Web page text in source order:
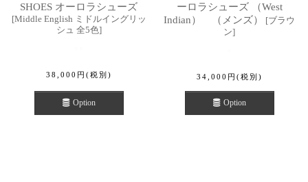
SHOES オーロラシューズ
[Middle English ミドルイングリッ
シュ 全5色]
38,000 円 (税別)
Option
ーロラシューズ （West
Indian） （メンズ）
[ブラウ
ン]
34,000 円 (税別)
Option